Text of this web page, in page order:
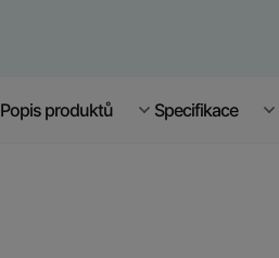
Popis produktů Specifikace